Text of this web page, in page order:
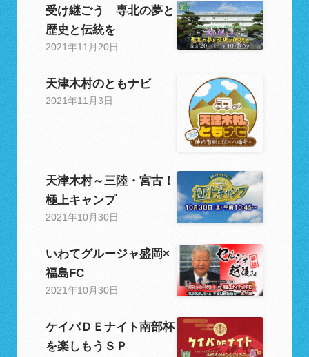
受け継ごう 専北の夢と
歴史と伝統を
2021年11月20日
天津木村のともナビ
2021年11月3日
天津木村～三陸・宮古！
極上キャンプ
2021年10月30日
いわてグルージャ盛岡×
福島FC
2021年10月30日
ケイバＤＥナイト南部杯
を楽しもうＳＰ